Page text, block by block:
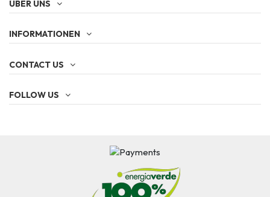
ÜBER UNS
INFORMATIONEN
CONTACT US
FOLLOW US